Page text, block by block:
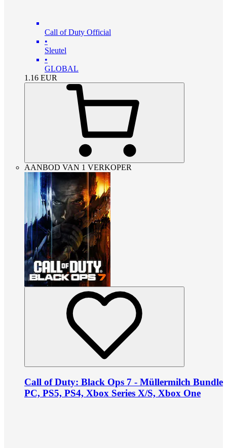
Call of Duty Official
•
Sleutel
•
GLOBAL
1.16 EUR
AANBOD VAN 1 VERKOPER
Call of Duty: Black Ops 7 - Müllermilch Bundle
PC, PS5, PS4, Xbox Series X/S, Xbox One